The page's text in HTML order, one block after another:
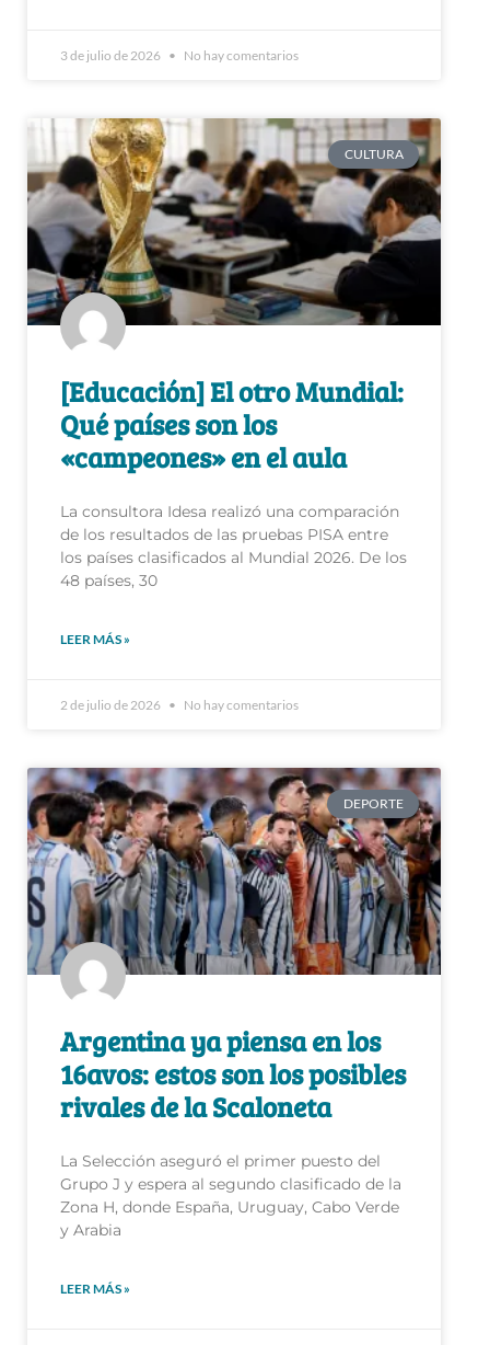
3 de julio de 2026 No hay comentarios
CULTURA
[Educación] El otro Mundial:
Qué países son los
«campeones» en el aula
La consultora Idesa realizó una comparación
de los resultados de las pruebas PISA entre
los países clasificados al Mundial 2026. De los
48 países, 30
LEER MÁS »
2 de julio de 2026 No hay comentarios
DEPORTE
Argentina ya piensa en los
16avos: estos son los posibles
rivales de la Scaloneta
La Selección aseguró el primer puesto del
Grupo J y espera al segundo clasificado de la
Zona H, donde España, Uruguay, Cabo Verde
y Arabia
LEER MÁS »